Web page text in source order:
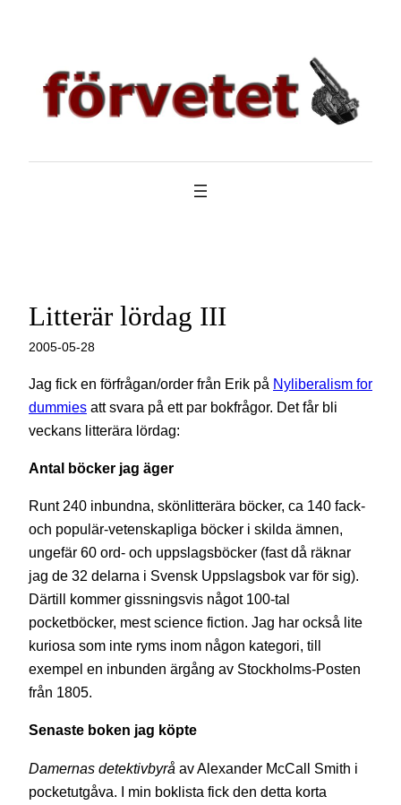
Litterär lördag III
2005-05-28
Jag fick en förfrågan/order från Erik på Nyliberalism for
dummies att svara på ett par bokfrågor. Det får bli
veckans litterära lördag:
Antal böcker jag äger
Runt 240 inbundna, skönlitterära böcker, ca 140 fack-
och populär-vetenskapliga böcker i skilda ämnen,
ungefär 60 ord- och uppslagsböcker (fast då räknar
jag de 32 delarna i Svensk Uppslagsbok var för sig).
Därtill kommer gissningsvis något 100-tal
pocketböcker, mest science fiction. Jag har också lite
kuriosa som inte ryms inom någon kategori, till
exempel en inbunden ärgång av Stockholms-Posten
från 1805.
Senaste boken jag köpte
Damernas detektivbyrå av Alexander McCall Smith i
pocketutgåva. I min boklista fick den detta korta